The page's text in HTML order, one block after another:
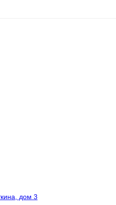
дом 3